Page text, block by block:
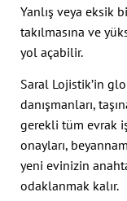
Yanlış veya eksik
takılmasına ve
yol açabilir.
Saral Lojistik’in
danışmanları,
gerekli tüm evrak
onayları,
yeni evinizin
odaklanmak kalır.